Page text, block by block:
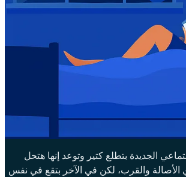
الجديدة بتطلع كتير وتوعد إنها هتحل
والقرب، لكن في الآخر بتقع في نفس